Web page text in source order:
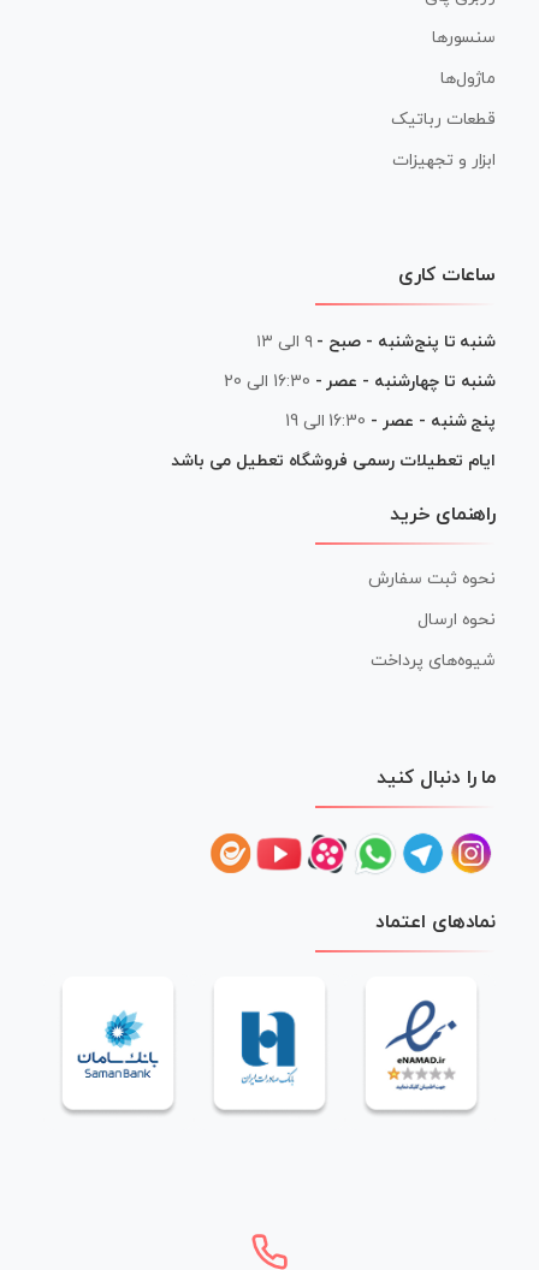
سنسورها
ماژول‌ها
قطعات رباتیک
ابزار و تجهیزات
ساعات کاری
شنبه تا پنج‌شنبه - صبح - ۹ الی ۱۳
شنبه تا چهارشنبه - عصر - 16:30 الی 20
پنج شنبه - عصر - 16:30 الی 19
ایام تعطیلات رسمی فروشگاه تعطیل می باشد
راهنمای خرید
نحوه ثبت سفارش
نحوه ارسال
شیوه‌های پرداخت
ما را دنبال کنید
نمادهای اعتماد